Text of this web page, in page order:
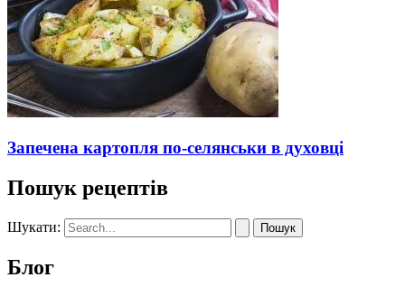
Запечена картопля по-селянськи в духовці
Пошук рецептів
Шукати:
Блог